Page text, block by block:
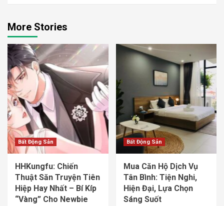
More Stories
Bất Động Sản
HHKungfu: Chiến
Thuật Săn Truyện Tiên
Hiệp Hay Nhất – Bí Kíp
“Vàng” Cho Newbie
Bất Động Sản
Mua Căn Hộ Dịch Vụ
Tân Bình: Tiện Nghi,
Hiện Đại, Lựa Chọn
Sáng Suốt